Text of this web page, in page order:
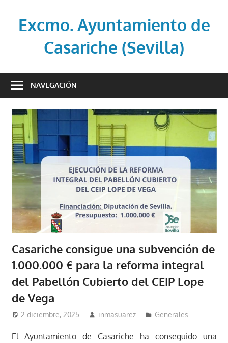
contenidoExcmo. Ayuntamiento de
Casariche (Sevilla)
oficial
Ayuntamiento
de
Casariche
(Sevilla)
NAVEGACIÓN
Casariche consigue una subvención de
1.000.000 € para la reforma integral
del Pabellón Cubierto del CEIP Lope
de Vega
2 diciembre, 2025 inmasuarez Generales
El Ayuntamiento de Casariche ha conseguido una